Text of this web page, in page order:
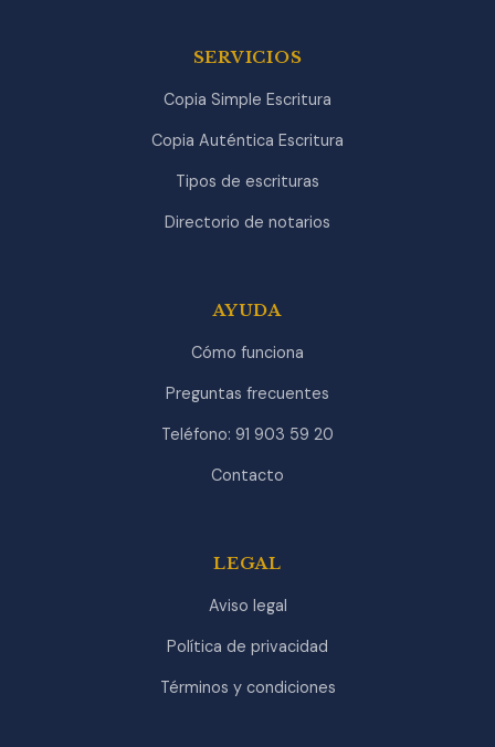
SERVICIOS
Copia Simple Escritura
Copia Auténtica Escritura
Tipos de escrituras
Directorio de notarios
AYUDA
Cómo funciona
Preguntas frecuentes
Teléfono: 91 903 59 20
Contacto
LEGAL
Aviso legal
Política de privacidad
Términos y condiciones